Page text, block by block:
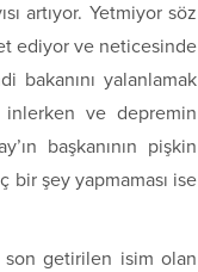
artıyor. Yetmiyor söz
ediyor ve neticesinde
bakanını yalanlamak
inlerken ve depremin
başkanının pişkin
bir şey yapmaması ise
son getirilen isim olan